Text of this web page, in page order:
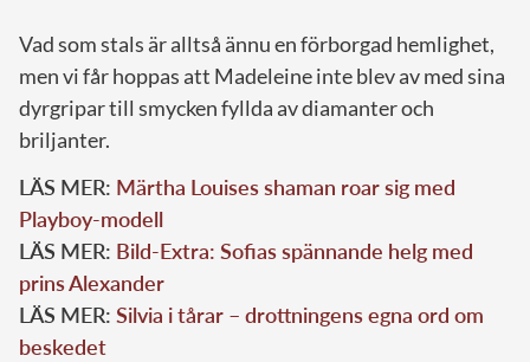
Vad som stals är alltså ännu en förborgad hemlighet,
men vi får hoppas att Madeleine inte blev av med sina
dyrgripar till smycken fyllda av diamanter och
briljanter.
LÄS MER: Märtha Louises shaman roar sig med
Playboy-modell
LÄS MER: Bild-Extra: Sofias spännande helg med
prins Alexander
LÄS MER: Silvia i tårar – drottningens egna ord om
beskedet